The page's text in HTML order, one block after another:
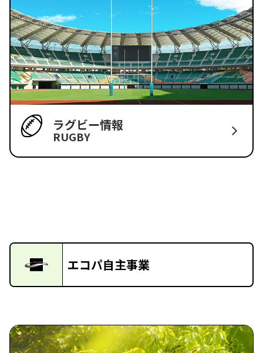
ラグビー情報
RUGBY
エコパ自主事業